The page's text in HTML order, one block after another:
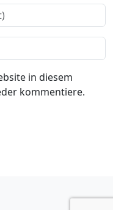
in diesem
kommentiere.